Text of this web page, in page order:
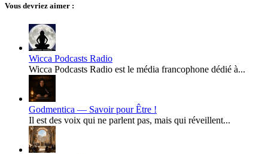
Vous devriez aimer :
Wicca Podcasts Radio
Wicca Podcasts Radio est le média francophone dédié à...
Godmentica — Savoir pour Être !
Il est des voix qui ne parlent pas, mais qui réveillent...